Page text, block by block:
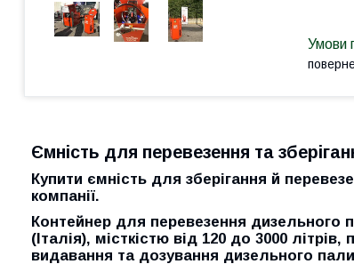
Ємність для перевезення та
Купити ємність для зберігання й
компанії.
Контейнер для перевезення дизельного
(Італія), місткістю від 120 до 3000
видавання та дозування дизельного